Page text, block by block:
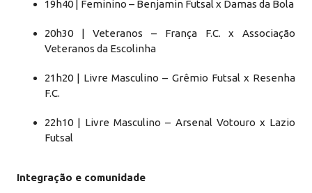
19h40 | Feminino – Benjamin Futsal x Damas da Bola
20h30 | Veteranos – França F.C. x Associação
Veteranos da Escolinha
21h20 | Livre Masculino – Grêmio Futsal x Resenha
F.C.
22h10 | Livre Masculino – Arsenal Votouro x Lazio
Futsal
Integração e comunidade